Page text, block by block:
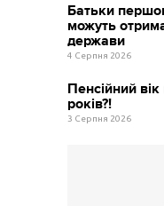
Батьки
можуть
держави
4 Серпня 2026
Пенсійний
років?!
3 Серпня 2026